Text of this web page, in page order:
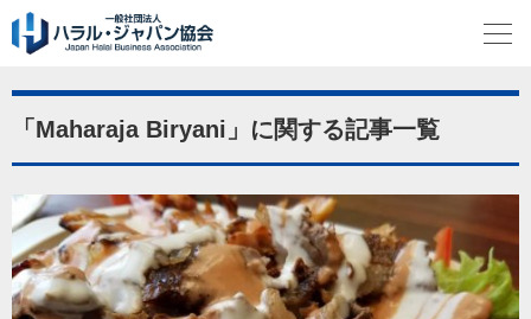
「Maharaja Biryani」に関する記事一覧